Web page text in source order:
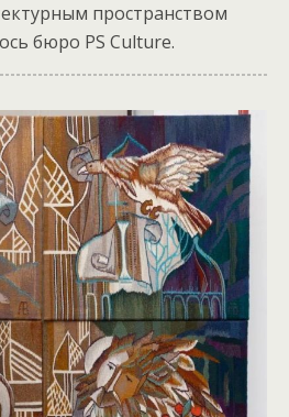
пространством
бюро PS Culture.